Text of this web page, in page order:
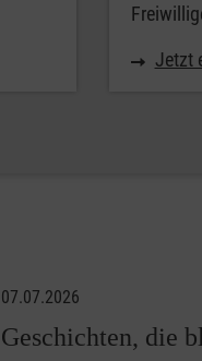
Jetzt
07.07.2026
Geschichten, die